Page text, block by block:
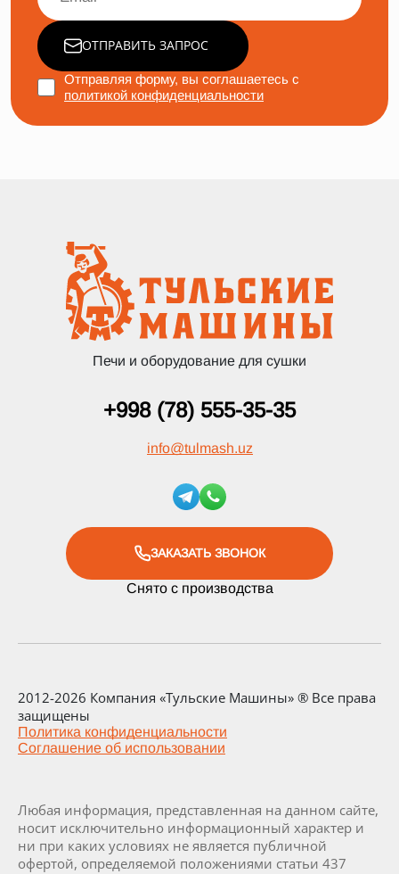
ОТПРАВИТЬ ЗАПРОС
Отправляя форму, вы соглашаетесь с
политикой конфиденциальности
Печи и оборудование для сушки
+998 (78) 555-35-35
info@tulmash.uz
ЗАКАЗАТЬ ЗВОНОК
Снято с производства
2012-2026 Компания «Тульские Машины» ® Все права
защищены
Политика конфиденциальности
Соглашение об использовании
Любая информация, представленная на данном сайте,
носит исключительно информационный характер и
ни при каких условиях не является публичной
офертой, определяемой положениями статьи 437